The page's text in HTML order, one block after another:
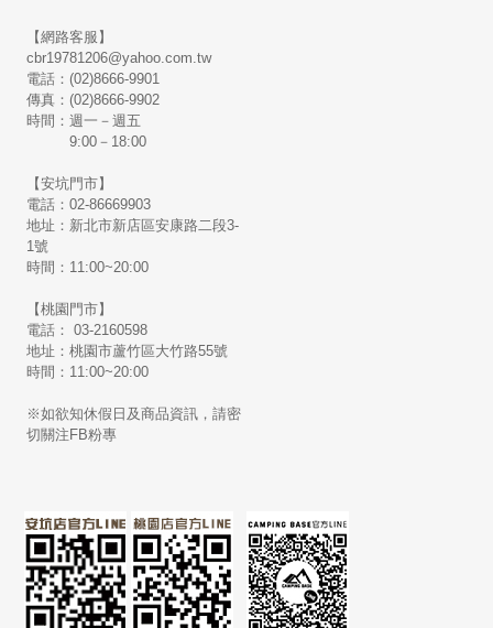
【網路客服】
cbr19781206@yahoo.com.tw
電話：(02)8666-9901
傳真：(02)8666-9902
時間：週一－週五
9:00－18:00
【安坑門市】
電話：02-86669903
地址：新北市新店區安康路二段3-
1號
時間：11:00~20:00
【桃園門市】
電話： 03-2160598
地址：桃園市蘆竹區大竹路55號
時間：11:00~20:00
※如欲知休假日及商品資訊，請密
切關注FB粉專